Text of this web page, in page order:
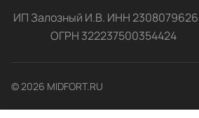
ИП Залозный И.В. ИНН
ОГРН 322237500354424
© 2026 MIDFORT.RU